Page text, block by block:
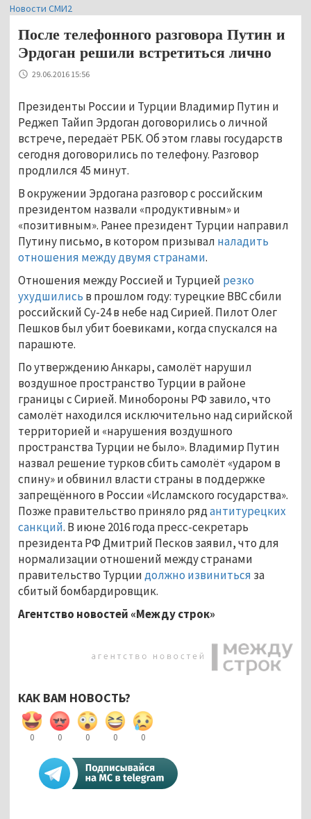
Новости СМИ2
После телефонного разговора Путин и
Эрдоган решили встретиться лично
29.06.2016 15:56
Президенты России и Турции Владимир Путин и
Реджеп Тайип Эрдоган договорились о личной
встрече, передаёт РБК. Об этом главы государств
сегодня договорились по телефону. Разговор
продлился 45 минут.
В окружении Эрдогана разговор с российским
президентом назвали «продуктивным» и
«позитивным». Ранее президент Турции направил
Путину письмо, в котором призывал наладить
отношения между двумя странами.
Отношения между Россией и Турцией резко
ухудшились в прошлом году: турецкие ВВС сбили
российский Су-24 в небе над Сирией. Пилот Олег
Пешков был убит боевиками, когда спускался на
парашюте.
По утверждению Анкары, самолёт нарушил
воздушное пространство Турции в районе
границы с Сирией. Минобороны РФ завило, что
самолёт находился исключительно над сирийской
территорией и «нарушения воздушного
пространства Турции не было». Владимир Путин
назвал решение турков сбить самолёт «ударом в
спину» и обвинил власти страны в поддержке
запрещённого в России «Исламского государства».
Позже правительство приняло рядантитурецких
санкций. В июне 2016 года пресс-секретарь
президента РФ Дмитрий Песков заявил, что для
нормализации отношений между странами
правительство Турциидолжно извиниться за
сбитый бомбардировщик.
Агентство новостей «Между строк»
КАК ВАМ НОВОСТЬ?
0 0 0 0 0